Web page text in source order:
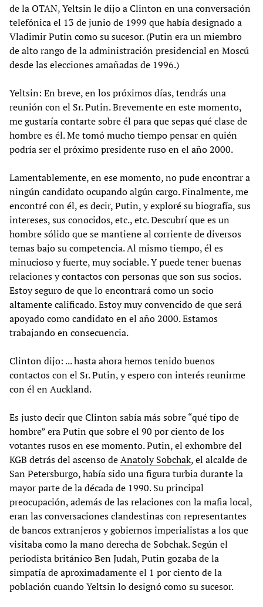
de la OTAN, Yeltsin le dijo a Clinton en una conversación
telefónica el 13 de junio de 1999 que había designado a
Vladimir Putin como su sucesor. (Putin era un miembro
de alto rango de la administración presidencial en Moscú
desde las elecciones amañadas de 1996.)
Yeltsin: En breve, en los próximos días, tendrás una
reunión con el Sr. Putin. Brevemente en este momento,
me gustaría contarte sobre él para que sepas qué clase de
hombre es él. Me tomó mucho tiempo pensar en quién
podría ser el próximo presidente ruso en el año 2000.
Lamentablemente, en ese momento, no pude encontrar a
ningún candidato ocupando algún cargo. Finalmente, me
encontré con él, es decir, Putin, y exploré su biografía, sus
intereses, sus conocidos, etc., etc. Descubrí que es un
hombre sólido que se mantiene al corriente de diversos
temas bajo su competencia. Al mismo tiempo, él es
minucioso y fuerte, muy sociable. Y puede tener buenas
relaciones y contactos con personas que son sus socios.
Estoy seguro de que lo encontrará como un socio
altamente calificado. Estoy muy convencido de que será
apoyado como candidato en el año 2000. Estamos
trabajando en consecuencia.
Clinton dijo: ... hasta ahora hemos tenido buenos
contactos con el Sr. Putin, y espero con interés reunirme
con él en Auckland.
Es justo decir que Clinton sabía más sobre “qué tipo de
hombre” era Putin que sobre el 90 por ciento de los
votantes rusos en ese momento. Putin, el exhombre del
KGB detrás del ascenso deAnatoly Sobchak, el alcalde de
San Petersburgo, había sido una figura turbia durante la
mayor parte de la década de 1990. Su principal
preocupación, además de las relaciones con la mafia local,
eran las conversaciones clandestinas con representantes
de bancos extranjeros y gobiernos imperialistas a los que
visitaba como la mano derecha de Sobchak. Según el
periodista británico Ben Judah, Putin gozaba de la
simpatía de aproximadamente el 1 por ciento de la
población cuando Yeltsin lo designó como su sucesor.